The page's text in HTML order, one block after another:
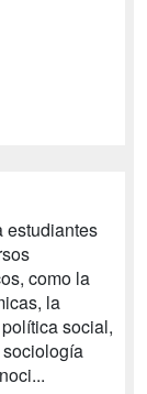
estudiantes
como la
la
social,